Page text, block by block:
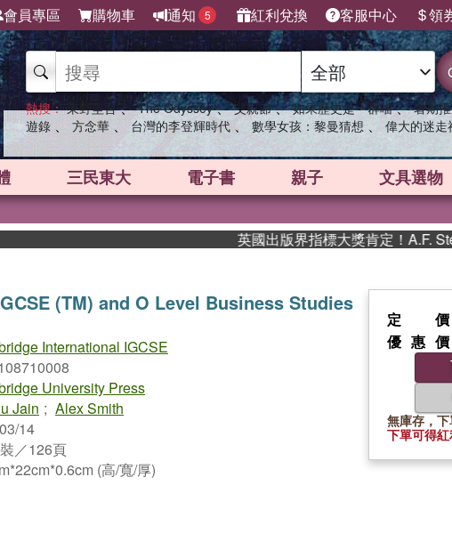
會員專區 購物車 通知 5 紅利兌換 客服中心 領
熱搜： 東野圭吾 、 The Odyssey 、 父親節 、 如果歷史是一群喵 、 暑期
遊錄 、 方念華 、 台灣的李登輝時代 、 數學女孩：黎曼猜想 、 偉大的迷走
三民東大 電子書 親子 文具選物
英國出版界指標大獎肯定！A.F.
(TM) and O Level Business Studies
International IGCSE
University Press
Jain ; Alex Smith
14
／126頁
(高/寬/厚)
定價
優惠價
無庫存，
下單可得